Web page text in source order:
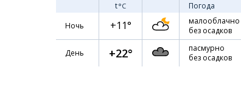
t°C Погода
Ночь
+11°
малооблачно
без осадков
День +22°
пасмурно
без осадков